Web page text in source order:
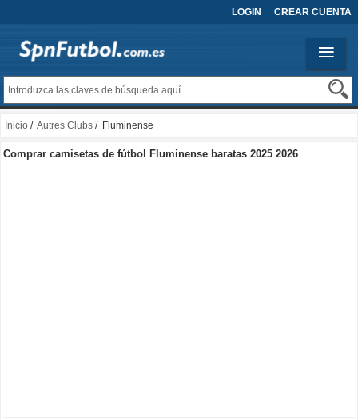
LOGIN CREAR CUENTA
Inicio / Autres Clubs / Fluminense
Comprar camisetas de fútbol Fluminense baratas 2025 2026